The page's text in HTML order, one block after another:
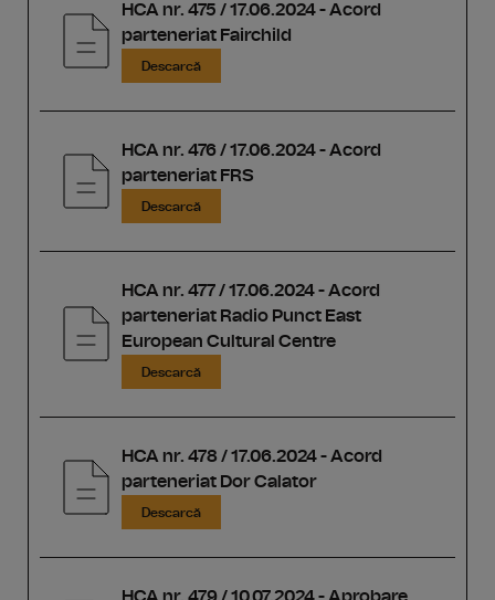
HCA nr. 475 / 17.06.2024 - Acord
parteneriat Fairchild
Descarcă
HCA nr. 476 / 17.06.2024 - Acord
parteneriat FRS
Descarcă
HCA nr. 477 / 17.06.2024 - Acord
parteneriat Radio Punct East
European Cultural Centre
Descarcă
HCA nr. 478 / 17.06.2024 - Acord
parteneriat Dor Calator
Descarcă